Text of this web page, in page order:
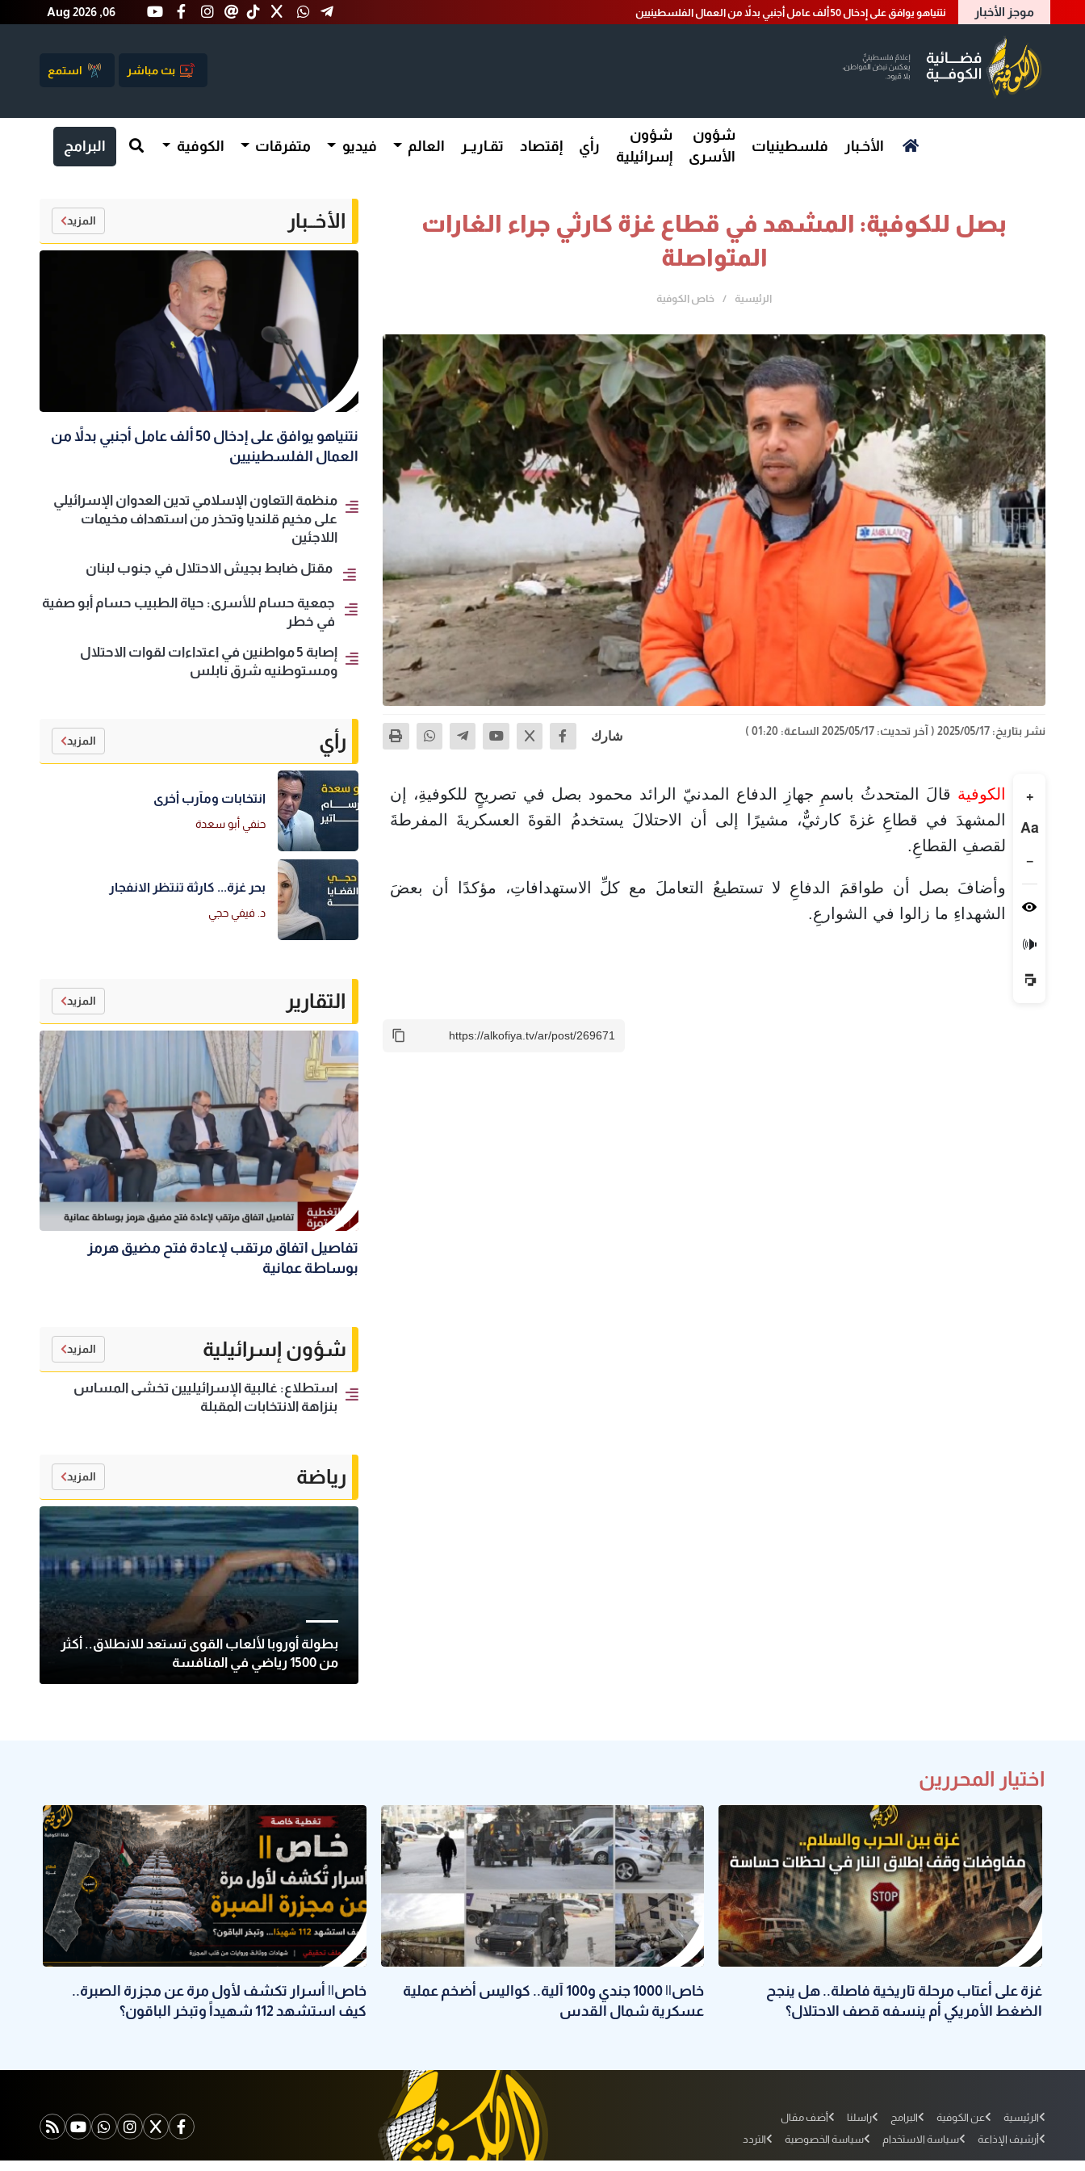
موجز الأخبار نتنياهو يوافق على إدخال 50 ألف عامل أجنبي بدلاً من العمال الفلسطينيين Aug 2026 ,06
بث مباشر استمع
الأخـبار فلسطينيات
شؤون
الأسرى
شؤون
إسرائيلية
رأي إقتصاد تقـاريــر العالم فيديو متفرقات الكوفية البرامج
بصل للكوفية: المشهد في قطاع غزة كارثي جراء الغارات
المتواصلة
الرئيسية خاص الكوفية
نشر بتاريخ: 2025/05/17 ( آخر تحديث: 2025/05/17 الساعة: 01:20 ) شارك
+
Aa
−
🔊
الكوفية قالَ المتحدثُ باسمِ جهازِ الدفاع المدنيّ الرائد محمود بصل في تصريحٍ للكوفيةِ، إن
المشهدَ في قطاعِ غزةَ كارثيٌّ، مشيرًا إلى أن الاحتلالَ يستخدمُ القوةَ العسكريةَ المفرطةَ
لقصفِ القطاعِ.
وأضافَ بصل أن طواقمَ الدفاعِ لا تستطيعُ التعاملَ مع كلِّ الاستهدافاتِ، مؤكدًا أن بعضَ
الشهداءِ ما زالوا في الشوارعِ.
الأخــبار المزيد
نتنياهو يوافق على إدخال 50 ألف عامل أجنبي بدلاً من
العمال الفلسطينيين
منظمة التعاون الإسلامي تدين العدوان الإسرائيلي
على مخيم قلنديا وتحذر من استهداف مخيمات
اللاجئين
مقتل ضابط بجيش الاحتلال في جنوب لبنان
جمعية حسام للأسرى: حياة الطبيب حسام أبو صفية
في خطر
إصابة 5 مواطنين في اعتداءات لقوات الاحتلال
ومستوطنيه شرق نابلس
رأي المزيد
انتخابات ومآرب أخرى
حنفي أبو سعدة
بحر غزة... كارثة تنتظر الانفجار
د. فيفي حجي
التقارير المزيد
تفاصيل اتفاق مرتقب لإعادة فتح مضيق هرمز
بوساطة عمانية
شؤون إسرائيلية المزيد
استطلاع: غالبية الإسرائيليين تخشى المساس
بنزاهة الانتخابات المقبلة
رياضة المزيد
بطولة أوروبا لألعاب القوى تستعد للانطلاق.. أكثر
من 1500 رياضي في المنافسة
اختيار المحررين
غزة على أعتاب مرحلة تاريخية فاصلة.. هل ينجح
الضغط الأمريكي أم ينسفه قصف الاحتلال؟
خاص|| 1000 جندي و100 آلية.. كواليس أضخم عملية
عسكرية شمال القدس
خاص|| أسرار تكشف لأول مرة عن مجزرة الصبرة..
كيف استشهد 112 شهيداً وتبخر الباقون؟
الرئيسية عن الكوفية البرامج راسلنا
أضف مقال
أرشيف الإذاعة
سياسة الاستخدام سياسة الخصوصية التردد